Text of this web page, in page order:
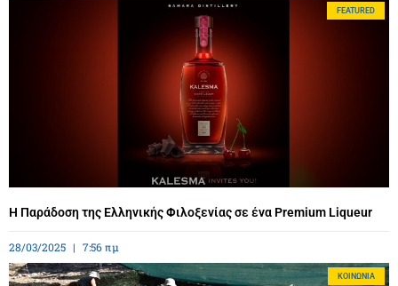
FEATURED
Η Παράδοση της Ελληνικής Φιλοξενίας σε ένα Premium Liqueur
28/03/2025 7:56 πμ
ΚΟΙΝΩΝΊΑ